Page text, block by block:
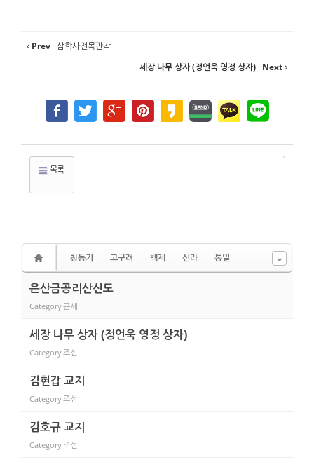
Prev 삼학사전목판각
세장 나무 상자 (정언욱 영정 상자) Next
목록
청동기 고구려 백제 신라 통일
은산금공리산신도
Category근세
세장 나무 상자 (정언욱 영정 상자)
Category조선
김현갑 교지
Category조선
김호규 교지
Category조선